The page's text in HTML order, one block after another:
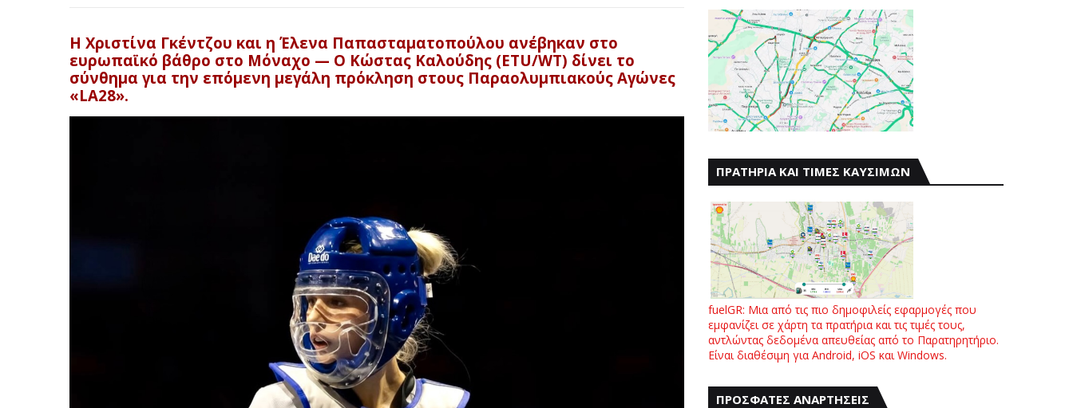
Η Χριστίνα Γκέντζου και η Έλενα Παπασταματοπούλου ανέβηκαν στο
ευρωπαϊκό βάθρο στο Μόναχο — Ο Κώστας Καλούδης (ETU/WT) δίνει το
σύνθημα για την επόμενη μεγάλη πρόκληση στους Παραολυμπιακούς Αγώνες
«LA28».
ΠΡΑΤΗΡΙΑ ΚΑΙ ΤΙΜΕΣ ΚΑΥΣΙΜΩΝ
fuelGR: Μια από τις πιο δημοφιλείς εφαρμογές που
εμφανίζει σε χάρτη τα πρατήρια και τις τιμές τους,
αντλώντας δεδομένα απευθείας από το Παρατηρητήριο.
Είναι διαθέσιμη για Android, iOS και Windows.
ΠΡΟΣΦΑΤΕΣ ΑΝΑΡΤΗΣΕΙΣ